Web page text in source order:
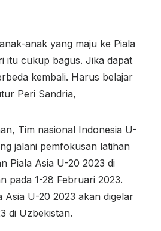
anak yang maju ke Piala
itu cukup bagus. Jika dapat
kembali. Harus belajar
Peri Sandria,
Tim nasional Indonesia U-
jalani pemfokusan latihan
Piala Asia U-20 2023 di
pada 1-28 Februari 2023.
Asia U-20 2023 akan digelar
di Uzbekistan.